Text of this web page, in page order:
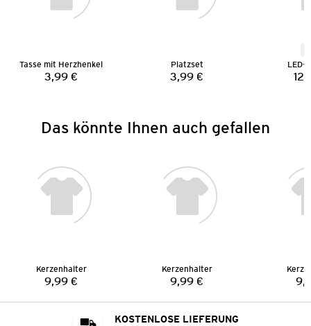
Tasse mit Herzhenkel
Preis:
3,99 €
Platzset
Preis:
3,99 €
LED-
Das könnte Ihnen auch gefallen
Kerzenhalter
Preis:
9,99 €
Kerzenhalter
Preis:
9,99 €
KOSTENLOSE LIEFERUNG